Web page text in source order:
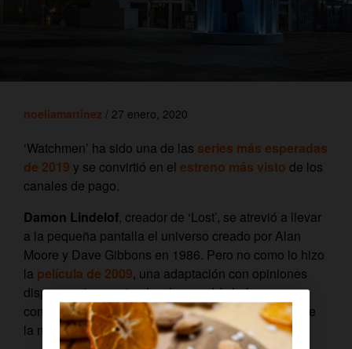
noeliamartinez / 27 enero, 2020
‘Watchmen’ ha sido una de las series más esperadas
de 2019 y se convirtió en el estreno más visto de los
canales de pago.
Damon Lindelof, creador de ‘Lost’, se atrevió a llevar
a la pequeña pantalla el universo creado por Alan
Moore y Dave Gibbons en 1986. Pero no como lo hizo
la película de 2009, una adaptación con opiniones
dispares, sino contando cómo podría haber
continuado la historia30 años después del final
de
la novela gráfica.